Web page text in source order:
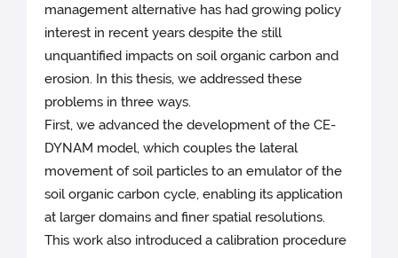
management alternative has had growing policy
interest in recent years despite the still
unquantified impacts on soil organic carbon and
erosion. In this thesis, we addressed these
problems in three ways.
First, we advanced the development of the CE-
DYNAM model, which couples the lateral
movement of soil particles to an emulator of the
soil organic carbon cycle, enabling its application
at larger domains and finer spatial resolutions.
This work also introduced a calibration procedure